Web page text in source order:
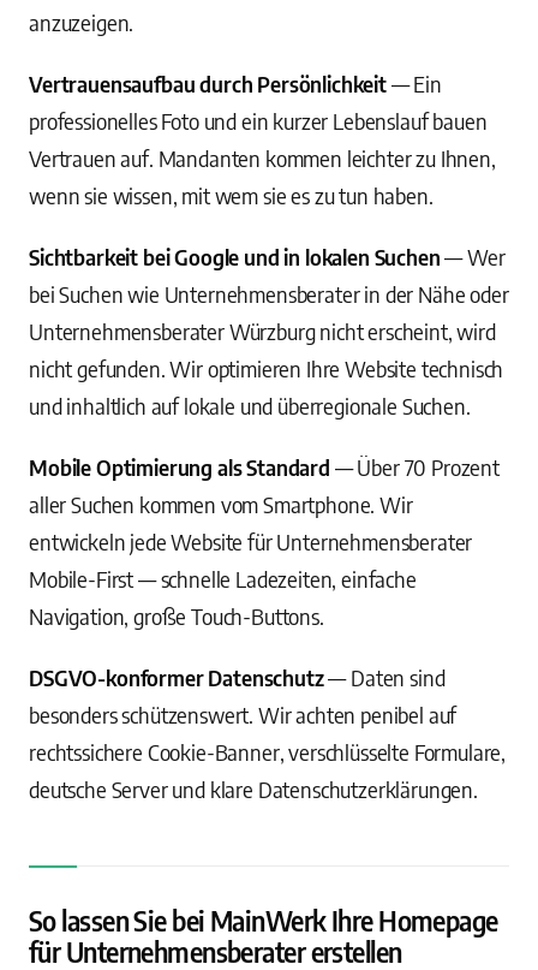
anzuzeigen.
Vertrauensaufbau durch Persönlichkeit— Ein
professionelles Foto und ein kurzer Lebenslauf bauen
Vertrauen auf. Mandanten kommen leichter zu Ihnen,
wenn sie wissen, mit wem sie es zu tun haben.
Sichtbarkeit bei Google und in lokalen Suchen— Wer
bei Suchen wie Unternehmensberater in der Nähe oder
Unternehmensberater Würzburg nicht erscheint, wird
nicht gefunden. Wir optimieren Ihre Website technisch
und inhaltlich auf lokale und überregionale Suchen.
Mobile Optimierung als Standard — Über 70 Prozent
aller Suchen kommen vom Smartphone. Wir
entwickeln jede Website für Unternehmensberater
Mobile-First — schnelle Ladezeiten, einfache
Navigation, große Touch-Buttons.
DSGVO-konformer Datenschutz— Daten sind
besonders schützenswert. Wir achten penibel auf
rechtssichere Cookie-Banner, verschlüsselte Formulare,
deutsche Server und klare Datenschutzerklärungen.
So lassen Sie bei MainWerk Ihre Homepage
für Unternehmensberater erstellen